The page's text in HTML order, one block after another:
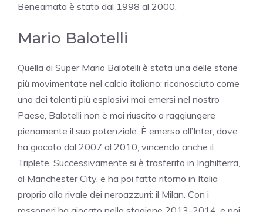
Beneamata è stato dal 1998 al 2000.
Mario Balotelli
Quella di Super Mario Balotelli è stata una delle storie
più movimentate nel calcio italiano: riconosciuto come
uno dei talenti più esplosivi mai emersi nel nostro
Paese, Balotelli non è mai riuscito a raggiungere
pienamente il suo potenziale. È emerso all’Inter, dove
ha giocato dal 2007 al 2010, vincendo anche il
Triplete. Successivamente si è trasferito in Inghilterra,
al Manchester City, e ha poi fatto ritorno in Italia
proprio alla rivale dei neroazzurri: il Milan. Con i